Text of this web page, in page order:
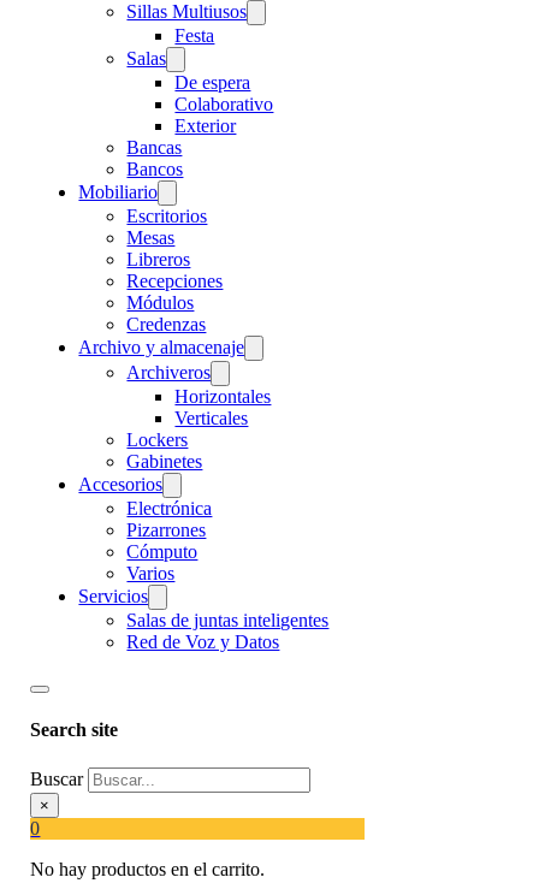
Sillas Multiusos
Festa
Salas
De espera
Colaborativo
Exterior
Bancas
Bancos
Mobiliario
Escritorios
Mesas
Libreros
Recepciones
Módulos
Credenzas
Archivo y almacenaje
Archiveros
Horizontales
Verticales
Lockers
Gabinetes
Accesorios
Electrónica
Pizarrones
Cómputo
Varios
Servicios
Salas de juntas inteligentes
Red de Voz y Datos
Search site
Buscar
×
0
No hay productos en el carrito.